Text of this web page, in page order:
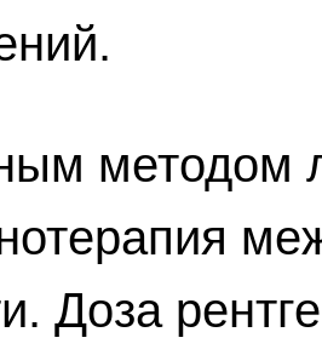
методом
Доза